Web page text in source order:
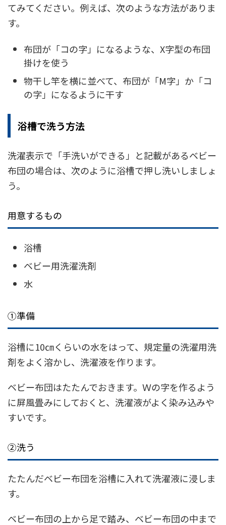
てみてください。例えば、次のような方法がありま
す。
布団が「コの字」になるような、X字型の布団
掛けを使う
物干し竿を横に並べて、布団が「M字」か「コ
の字」になるように干す
浴槽で洗う方法
洗濯表示で「手洗いができる」と記載があるベビー
布団の場合は、次のように浴槽で押し洗いしましょ
う。
用意するもの
浴槽
ベビー用洗濯洗剤
水
①準備
浴槽に10㎝くらいの水をはって、規定量の洗濯用洗
剤をよく溶かし、洗濯液を作ります。
ベビー布団はたたんでおきます。Ｗの字を作るよう
に屏風畳みにしておくと、洗濯液がよく染み込みや
すいです。
②洗う
たたんだベビー布団を浴槽に入れて洗濯液に浸しま
す。
ベビー布団の上から足で踏み、ベビー布団の中まで